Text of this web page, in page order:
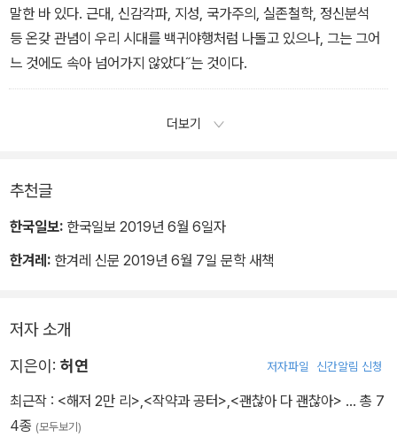
말한 바 있다. 근대, 신감각파, 지성, 국가주의, 실존철학, 정신분석
등 온갖 관념이 우리 시대를 백귀야행처럼 나돌고 있으나, 그는 그어
느 것에도 속아 넘어가지 않았다˝는 것이다.
더보기
추천글
한국일보: 한국일보 2019년 6월 6일자
한겨레: 한겨레 신문 2019년 6월 7일 문학 새책
저자 소개
지은이: 허연 저자파일 신간알림 신청
최근작 : <해저 2만 리> <작약과 공터> <괜찮아 다 괜찮아> … 총 7
4종 (모두보기)